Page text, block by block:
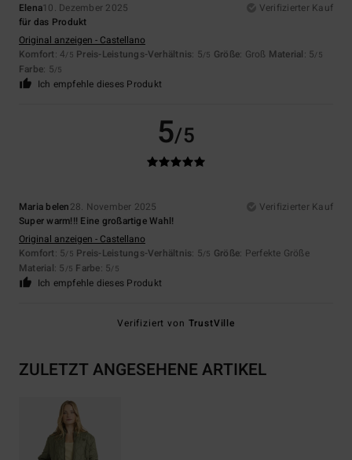
Elena10. Dezember 2025
Verifizierter Kauf
für das Produkt
Original anzeigen - Castellano
Komfort: 4/5 Preis-Leistungs-Verhältnis: 5/5 Größe: Groß Material: 5/5
Farbe: 5/5
Ich empfehle dieses Produkt
5/5
Maria belen28. November 2025
Verifizierter Kauf
Super warm!!! Eine großartige Wahl!
Original anzeigen - Castellano
Komfort: 5/5 Preis-Leistungs-Verhältnis: 5/5 Größe: Perfekte Größe
Material: 5 /5 Farbe: 5/5
Ich empfehle dieses Produkt
Verifiziert von TrustVille
ZULETZT ANGESEHENE ARTIKEL